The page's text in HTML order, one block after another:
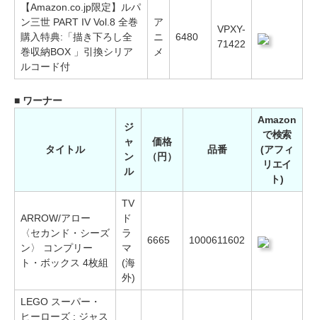
【Amazon.co.jp限定】ルパ
ン三世 PART IV Vol.8 全巻
購入特典:「描き下ろし全
巻収納BOX 」引換シリア
ルコード付
ア
ニ
メ
6480
VPXY-
71422
■ ワーナー
タイトル
ジ
ャ
ン
ル
価格
（円）
品番
Amazon
で検索
(アフィ
リエイ
ト)
ARROW/アロー
〈セカンド・シーズ
ン〉 コンプリー
ト・ボックス 4枚組
TV
ド
ラ
マ
(海
外)
6665 1000611602
LEGO スーパー・
ヒーローズ : ジャス